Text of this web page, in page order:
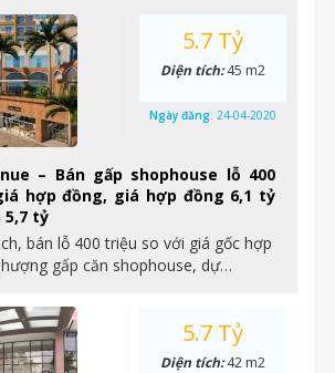
– Bán gấp shophouse lỗ 400
hợp đồng, giá hợp đồng 6,1 tỷ
5,7 tỷ
bán lỗ 400 triệu so với giá gốc hợp
gấp căn shophouse, dự…
5.7 Tỷ
Diện tích:45 m2
Ngày đăng: 24-04-2020
5.7 Tỷ
Diện tích:42 m2